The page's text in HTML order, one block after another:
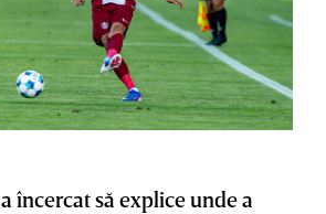
încercat să explice unde a